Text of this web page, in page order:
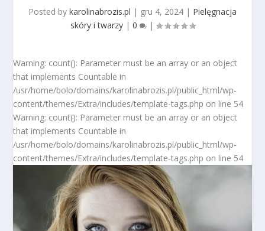
Posted by karolinabrozis.pl | gru 4, 2024 | Pielęgnacja
skóry i twarzy| 0 |
Warning: count(): Parameter must be an array or an object
that implements Countable in
/usr/home/bolo/domains/karolinabrozis.pl/public_html/wp-
content/themes/Extra/includes/template-tags.php on line 54
Warning: count(): Parameter must be an array or an object
that implements Countable in
/usr/home/bolo/domains/karolinabrozis.pl/public_html/wp-
content/themes/Extra/includes/template-tags.php on line 54